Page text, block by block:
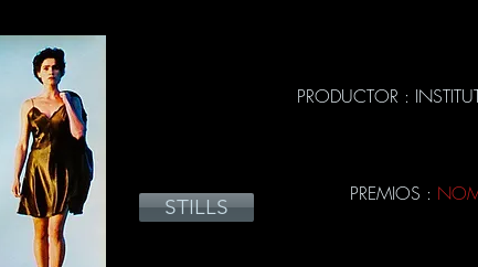
STILLS
PRODUCTOR :
PREMIOS :